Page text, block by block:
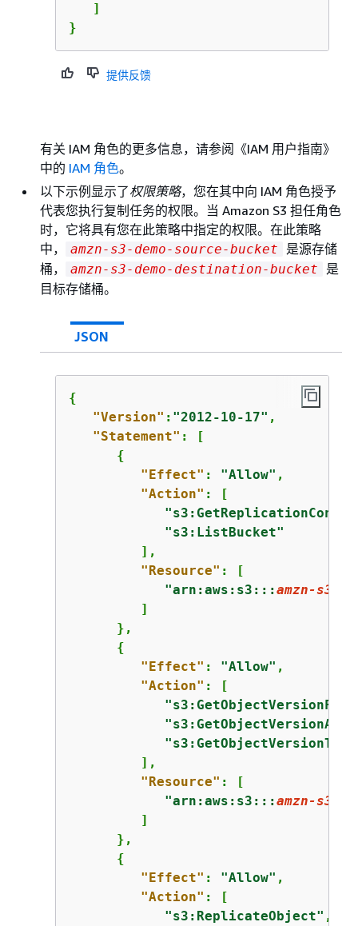
   ]
}
提供反馈
有关 IAM 角色的更多信息，请参阅《IAM 用户指南》
中的 IAM 角色。
以下示例显示了权限策略，您在其中向 IAM 角色授予
代表您执行复制任务的权限。当 Amazon S3 担任角色
时，它将具有您在此策略中指定的权限。在此策略
中，
amzn-s3-demo-source-bucket
是源存储
桶，
amzn-s3-demo-destination-bucket
是
目标存储桶。
JSON
{
"Version" : "2012-10-17" ,
"Statement" : [
{
"Effect" : "Allow" ,
"Action" : [
"s3:ListBucket"
         ],
"Resource" : [
"arn:aws:s3:::amzn-s3-
         ]
      },
{
"Effect" : "Allow" ,
"Action" : [
"s3:GetObjectVersionAcl"
         ],
"Resource" : [
"arn:aws:s3:::amzn-s3-
         ]
      },
{
"Effect" : "Allow" ,
"Action" : [
"s3:ReplicateObject" ,